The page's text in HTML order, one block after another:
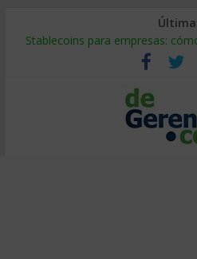
Stablecoins para empresas:
Despido silencioso: qué es y por
IA en selección de personal:
Trabajo forzoso en la cadena de
Mercado hispano de EE. UU.: